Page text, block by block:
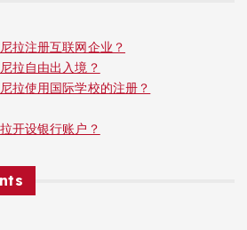
拉注册互联网企业？
拉自由出入境？
拉使用国际学校的注册？
开设银行账户？